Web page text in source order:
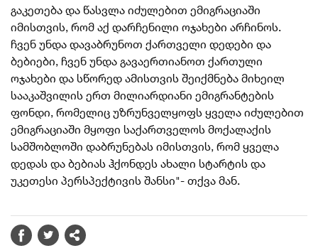
გაკეთება და წასვლა იძულებით ემიგრაციაში
იმისთვის, რომ აქ დარჩენილი ოჯახები არჩინოს.
ჩვენ უნდა დავაბრუნოთ ქართველი დედები და
ბებიები, ჩვენ უნდა გავაერთიანოთ ქართული
ოჯახები და სწორედ ამისთვის შეიქმნება მიხეილ
სააკაშვილის ერთ მილიარდიანი ემიგრანტების
ფონდი, რომელიც უზრუნველყოფს ყველა იძულებით
ემიგრაციაში მყოფი საქართველოს მოქალაქის
სამშობლოში დაბრუნებას იმისთვის, რომ ყველა
დედას და ბებიას ჰქონდეს ახალი სტარტის და
უკეთესი პერსპექტივის შანსი"- თქვა მან.